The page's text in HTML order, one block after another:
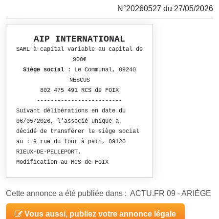
N°20260527 du 27/05/2026
AIP INTERNATIONAL
SARL à capital variable au capital de
900€
Siège social :
Le Communal, 09240
NESCUS
802 475 491 RCS de FOIX
-------------------------
Suivant délibérations en date du
06/05/2026, l'associé unique a
décidé de transférer le siège social
au : 9 rue du four à pain, 09120
RIEUX-DE-PELLEPORT.
Modification au RCS de FOIX
Cette annonce a été publiée dans : ACTU.FR 09 - ARIÈGE
Vous aussi, publiez votre annonce légale